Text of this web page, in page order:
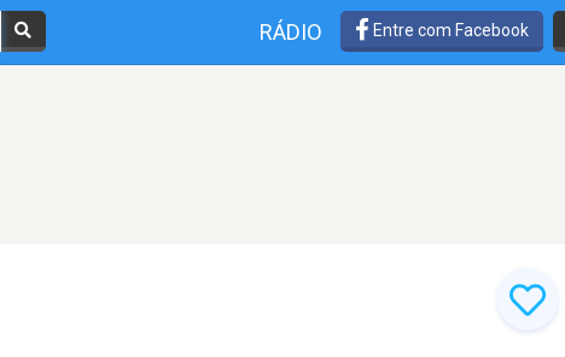
RÁDIO Entre com Facebook